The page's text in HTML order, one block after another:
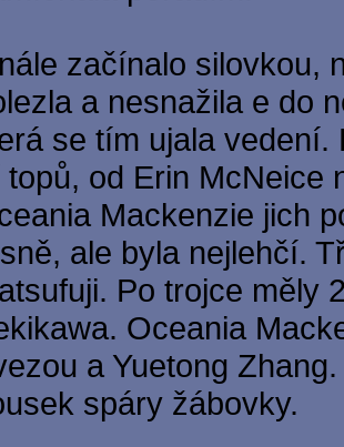
začínalo silovkou,
a nesnažila e do
se tím ujala
od Erin McNeice
Mackenzie jich
ale byla nejlehčí.
Po trojce měly
Oceania
a Yuetong
spáry žábovky.